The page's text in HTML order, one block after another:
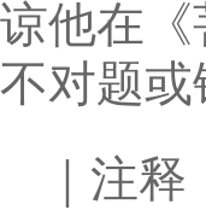
谅他在
不对题或
｜注释｜